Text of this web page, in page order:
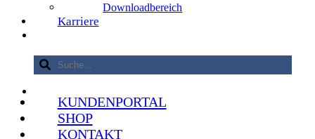
Downloadbereich
Karriere
KUNDENPORTAL
SHOP
KONTAKT